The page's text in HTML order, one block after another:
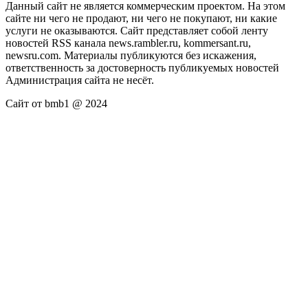
Данный сайт не является коммерческим проектом. На этом
сайте ни чего не продают, ни чего не покупают, ни какие
услуги не оказываются. Сайт представляет собой ленту
новостей RSS канала news.rambler.ru, kommersant.ru,
newsru.com. Материалы публикуются без искажения,
ответственность за достоверность публикуемых новостей
Администрация сайта не несёт.
Сайт от bmb1 @ 2024